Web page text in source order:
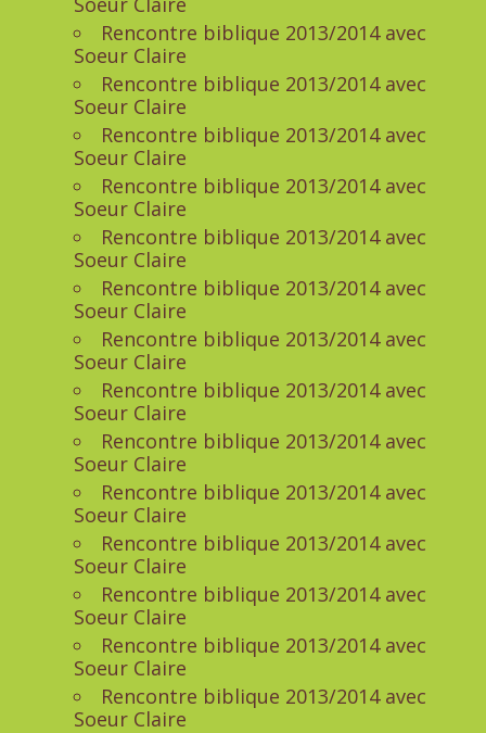
Rencontre biblique 2013/2014 avec
Soeur Claire
Rencontre biblique 2013/2014 avec
Soeur Claire
Rencontre biblique 2013/2014 avec
Soeur Claire
Rencontre biblique 2013/2014 avec
Soeur Claire
Rencontre biblique 2013/2014 avec
Soeur Claire
Rencontre biblique 2013/2014 avec
Soeur Claire
Rencontre biblique 2013/2014 avec
Soeur Claire
Rencontre biblique 2013/2014 avec
Soeur Claire
Rencontre biblique 2013/2014 avec
Soeur Claire
Rencontre biblique 2013/2014 avec
Soeur Claire
Rencontre biblique 2013/2014 avec
Soeur Claire
Rencontre biblique 2013/2014 avec
Soeur Claire
Rencontre biblique 2013/2014 avec
Soeur Claire
Rencontre biblique 2013/2014 avec
Soeur Claire